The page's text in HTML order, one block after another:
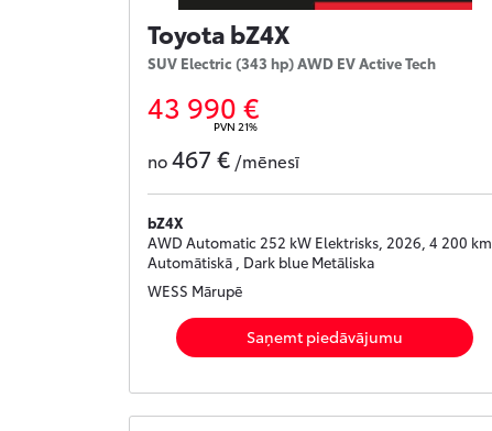
Toyota bZ4X
SUV Electric (343 hp) AWD EV Active Tech
43 990 €
PVN 21%
no467 € /mēnesī
bZ4X
AWD Automatic 252 kW Elektrisks, 2026, 4 200 km ,
Automātiskā , Dark blue Metāliska
WESS Mārupē
Saņemt piedāvājumu